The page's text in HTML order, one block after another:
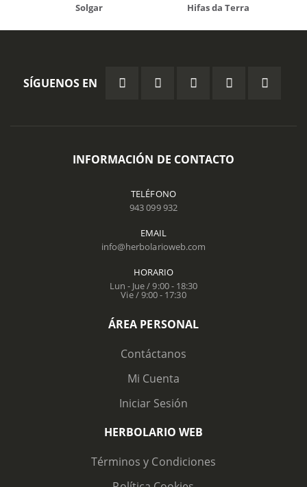
Solgar Hifas da Terra
SÍGUENOS EN
INFORMACIÓN DE CONTACTO
TELÉFONO
943 099 932
EMAIL
info@herbolarioweb.com
HORARIO
Lun - Jue / 9:00 - 18:30
Vie / 9:00 - 17:30
ÁREA PERSONAL
Contáctanos
Mi Cuenta
Iniciar Sesión
HERBOLARIO WEB
Términos y Condiciones